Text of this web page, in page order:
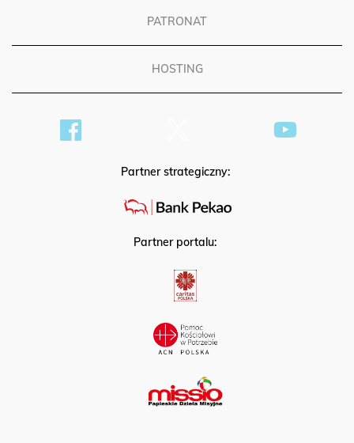
PATRONAT
HOSTING
Partner strategiczny:
Partner portalu: